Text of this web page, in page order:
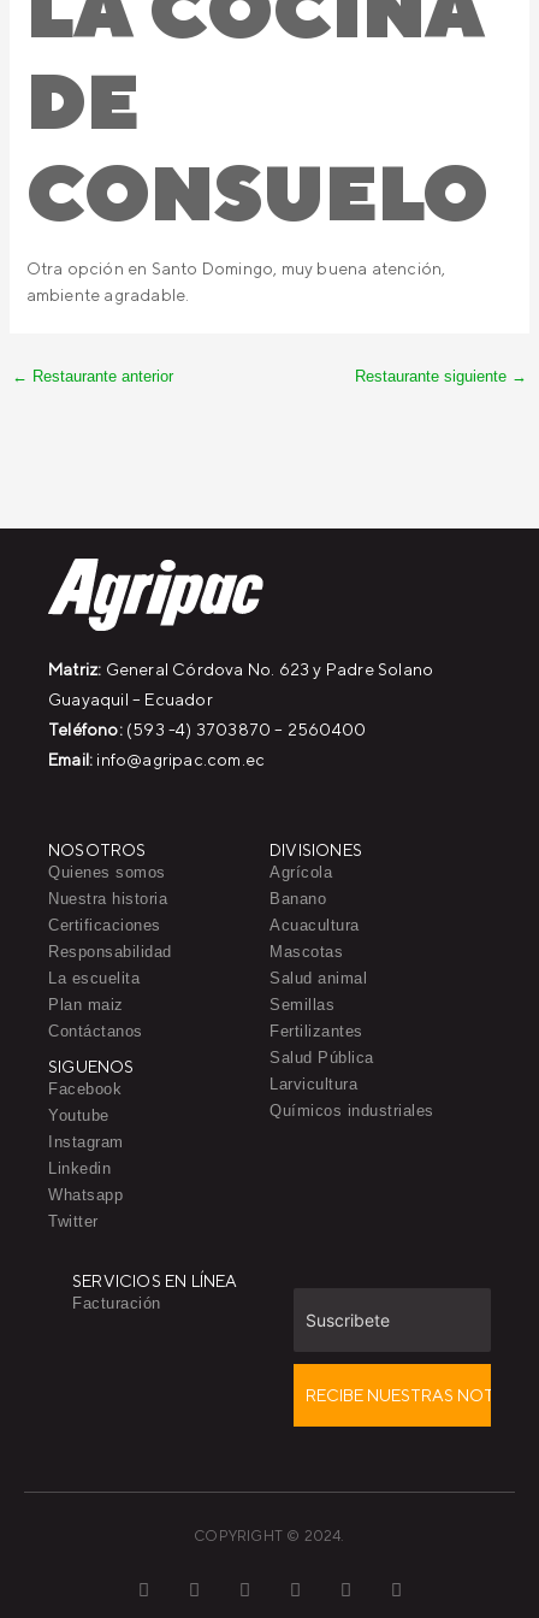
DE
CONSUELO
Otra opción en Santo Domingo, muy buena atención,
ambiente agradable.
← Restaurante anterior Restaurante siguiente →
Matriz: General Córdova No. 623 y Padre Solano
Guayaquil – Ecuador
Teléfono:(593 -4) 3703870 – 2560400
Email: info@agripac.com.ec
NOSOTROS
Quienes somos
Nuestra historia
Certificaciones
Responsabilidad
La escuelita
Plan maiz
Contáctanos
SIGUENOS
Facebook
Youtube
Instagram
Linkedin
Whatsapp
Twitter
DIVISIONES
Agrícola
Banano
Acuacultura
Mascotas
Salud animal
Semillas
Fertilizantes
Salud Pública
Larvicultura
Químicos industriales
SERVICIOS EN LÍNEA
Facturación
COPYRIGHT © 2024.
w
a
r
o
i
e